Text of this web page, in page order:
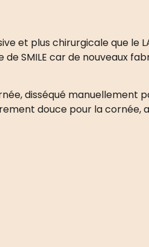
et plus chirurgicale que le
SMILE car de nouveaux
disséqué manuellement
douce pour la cornée,